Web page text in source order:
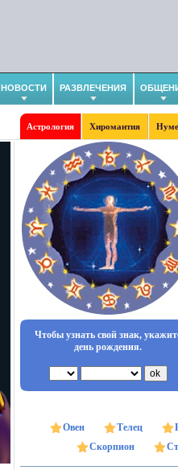
НОВОСТИ РАЗВЛЕЧЕНИЯ
Астрология Хиромантия
Чтобы узнать свой знак,
день рождения.
Овен Телец
Скорпион